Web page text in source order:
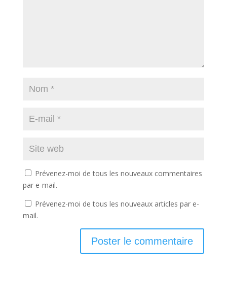
Prévenez-moi de tous les nouveaux commentaires
par e-mail.
Prévenez-moi de tous les nouveaux articles par e-
mail.